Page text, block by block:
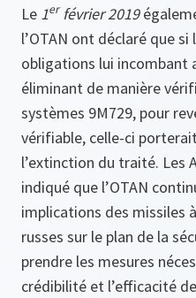
Le 1erfévrier 2019
l’OTAN ont déclaré que si
obligations lui incombant
éliminant de manière
systèmes 9M729, pour
vérifiable, celle-ci
l’extinction du traité. Les
indiqué que l’OTAN
implications des missiles
russes sur le plan de la
prendre les mesures
crédibilité et l’efficacité